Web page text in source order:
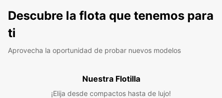
Descubre la flota que tenemos para
ti
Aprovecha la oportunidad de probar nuevos modelos
Nuestra Flotilla
¡Elija desde compactos hasta de lujo!